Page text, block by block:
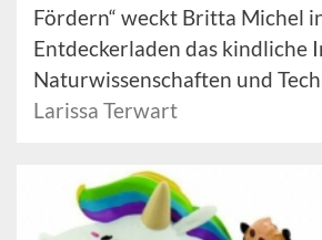
Fördern“ weckt Britta Michel
Entdeckerladen das kindliche
Naturwissenschaften und
Larissa Terwart